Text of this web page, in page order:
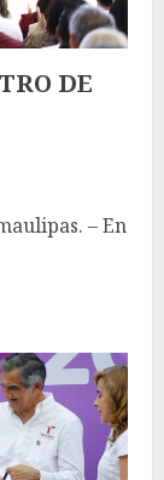
DE
– En